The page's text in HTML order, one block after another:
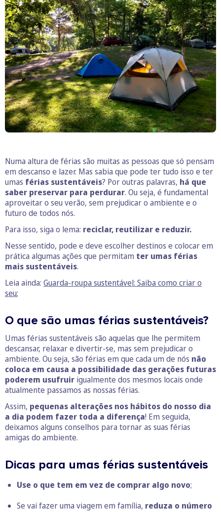
Numa altura de férias são muitas as pessoas que só pensam
em descanso e lazer. Mas sabia que pode ter tudo isso e ter
umas férias sustentáveis? Por outras palavras, há que
saber preservar para perdurar. Ou seja, é fundamental
aproveitar o seu verão, sem prejudicar o ambiente e o
futuro de todos nós.
Para isso, siga o lema: reciclar, reutilizar e reduzir.
Nesse sentido, pode e deve escolher destinos e colocar em
prática algumas ações que permitam ter umas férias
mais sustentáveis.
Leia ainda: Guarda-roupa sustentável: Saiba como criar o
seu;
O que são umas férias sustentáveis?
Umas férias sustentáveis são aquelas que lhe permitem
descansar, relaxar e divertir-se, mas sem prejudicar o
ambiente. Ou seja, são férias em que cada um de nós não
coloca em causa a possibilidade das gerações futuras
poderem usufruir igualmente dos mesmos locais onde
atualmente passamos as nossas férias.
Assim, pequenas alterações nos hábitos do nosso dia
a dia podem fazer toda a diferença! Em seguida,
deixamos alguns conselhos para tornar as suas férias
amigas do ambiente.
Dicas para umas férias sustentáveis
Use o que tem em vez de comprar algo novo;
Se vai fazer uma viagem em família, reduza o número